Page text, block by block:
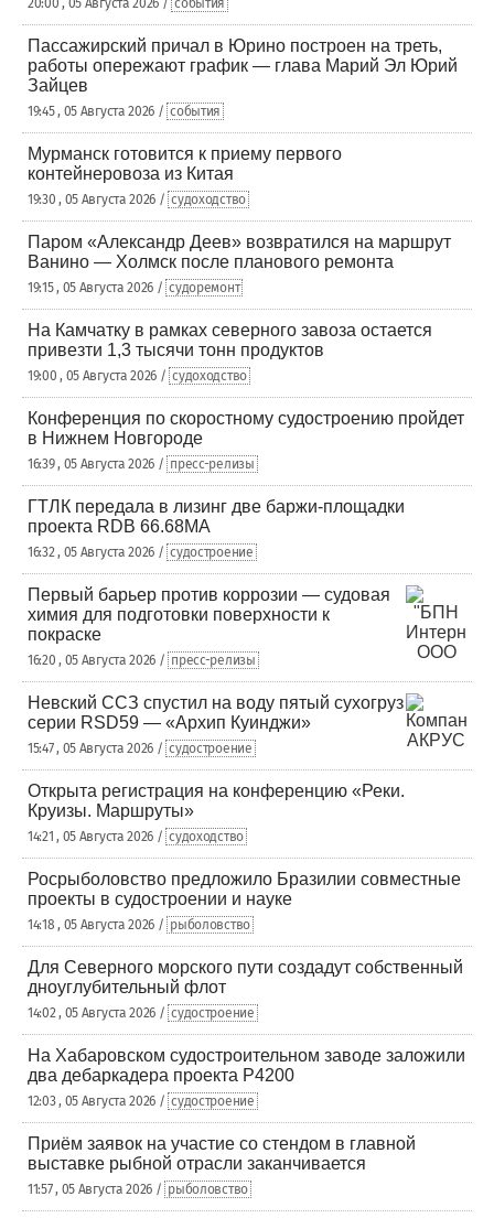
20:00 , 05 Августа 2026 / события
Пассажирский причал в Юрино построен на треть,
работы опережают график — глава Марий Эл Юрий
Зайцев
19:45 , 05 Августа 2026 / события
Мурманск готовится к приему первого
контейнеровоза из Китая
19:30 , 05 Августа 2026 / судоходство
Паром «Александр Деев» возвратился на маршрут
Ванино — Холмск после планового ремонта
19:15 , 05 Августа 2026 / судоремонт
На Камчатку в рамках северного завоза остается
привезти 1,3 тысячи тонн продуктов
19:00 , 05 Августа 2026 / судоходство
Конференция по скоростному судостроению пройдет
в Нижнем Новгороде
16:39 , 05 Августа 2026 / пресс-релизы
ГТЛК передала в лизинг две баржи-площадки
проекта RDB 66.68МА
16:32 , 05 Августа 2026 / судостроение
Первый барьер против коррозии — судовая
химия для подготовки поверхности к
покраске
16:20 , 05 Августа 2026 / пресс-релизы
Невский ССЗ спустил на воду пятый сухогруз
серии RSD59 — «Архип Куинджи»
15:47 , 05 Августа 2026 / судостроение
Открыта регистрация на конференцию «Реки.
Круизы. Маршруты»
14:21 , 05 Августа 2026 / судоходство
Росрыболовство предложило Бразилии совместные
проекты в судостроении и науке
14:18 , 05 Августа 2026 / рыболовство
Для Северного морского пути создадут собственный
дноуглубительный флот
14:02 , 05 Августа 2026 / судостроение
На Хабаровском судостроительном заводе заложили
два дебаркадера проекта Р4200
12:03 , 05 Августа 2026 / судостроение
Приём заявок на участие со стендом в главной
выставке рыбной отрасли заканчивается
11:57 , 05 Августа 2026 / рыболовство